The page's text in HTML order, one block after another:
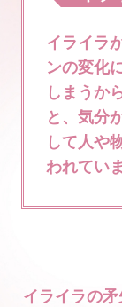
イライラ
ンの変化
しまうから
と、気分
して人や
われてい
イライラの矛